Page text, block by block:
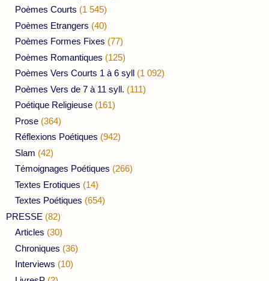
Poèmes Courts (1 545)
Poèmes Etrangers (40)
Poèmes Formes Fixes (77)
Poèmes Romantiques (125)
Poèmes Vers Courts 1 à 6 syll (1 092)
Poèmes Vers de 7 à 11 syll. (111)
Poétique Religieuse (161)
Prose (364)
Réflexions Poétiques (942)
Slam (42)
Témoignages Poétiques (266)
Textes Erotiques (14)
Textes Poétiques (654)
PRESSE (82)
Articles (30)
Chroniques (36)
Interviews (10)